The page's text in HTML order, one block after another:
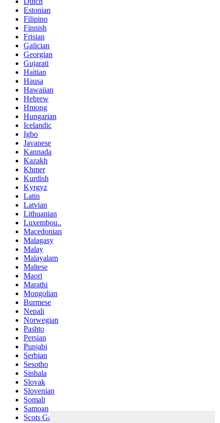
Estonian
Filipino
Finnish
Frisian
Galician
Georgian
Gujarati
Haitian
Hausa
Hawaiian
Hebrew
Hmong
Hungarian
Icelandic
Igbo
Javanese
Kannada
Kazakh
Khmer
Kurdish
Kyrgyz
Latin
Latvian
Lithuanian
Luxembou..
Macedonian
Malagasy
Malay
Malayalam
Maltese
Maori
Marathi
Mongolian
Burmese
Nepali
Norwegian
Pashto
Persian
Punjabi
Serbian
Sesotho
Sinhala
Slovak
Slovenian
Somali
Samoan
Scots Gaelic